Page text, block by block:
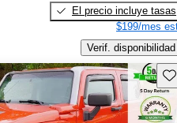
El precio incluye tasas
$199/mes
Verif. disponibilidad